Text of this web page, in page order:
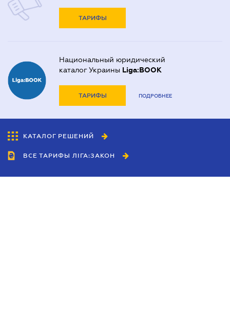
ТАРИФЫ
Национальный юридический
каталог Украины Liga:BOOK
ТАРИФЫ ПОДРОБНЕЕ
КАТАЛОГ РЕШЕНИЙ
ВСЕ ТАРИФЫ ЛІГА:ЗАКОН